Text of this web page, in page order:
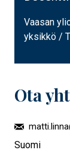
Vaasan
yksikkö /
Ota
Suomi